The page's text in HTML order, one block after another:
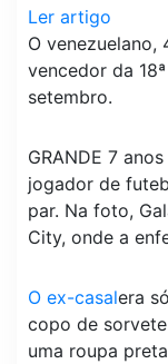
Ler artigo
O venezuelano,
vencedor da
setembro.
GRANDE 7
jogador de
par. Na foto,
City, onde a
O ex-casalera
copo de
uma roupa